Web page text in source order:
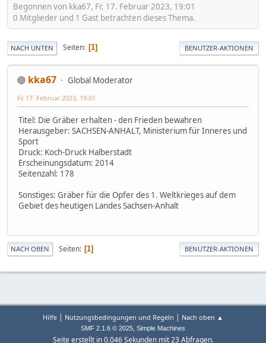
Begonnen von kka67, Fr, 17. Februar 2023, 19:01
0 Mitglieder und 1 Gast betrachten dieses Thema.
NACH UNTEN Seiten 1 BENUTZER-AKTIONEN
kka67 Global Moderator
Fr, 17. Februar 2023, 19:01
Titel: Die Gräber erhalten - den Frieden bewahren
Herausgeber: SACHSEN-ANHALT, Ministerium für Inneres und
Sport
Druck: Koch-Druck Halberstadt
Erscheinungsdatum: 2014
Seitenzahl: 178
Sonstiges: Gräber für die Opfer des 1. Weltkrieges auf dem
Gebiet des heutigen Landes Sachsen-Anhalt
NACH OBEN Seiten 1 BENUTZER-AKTIONEN
Hilfe Nutzungsbedingungen und Regeln Nach oben ▲
SMF 2.1.6 © 2025, Simple Machines
Seite erstellt in 0.046 Sekunden mit 23 Abfragen.